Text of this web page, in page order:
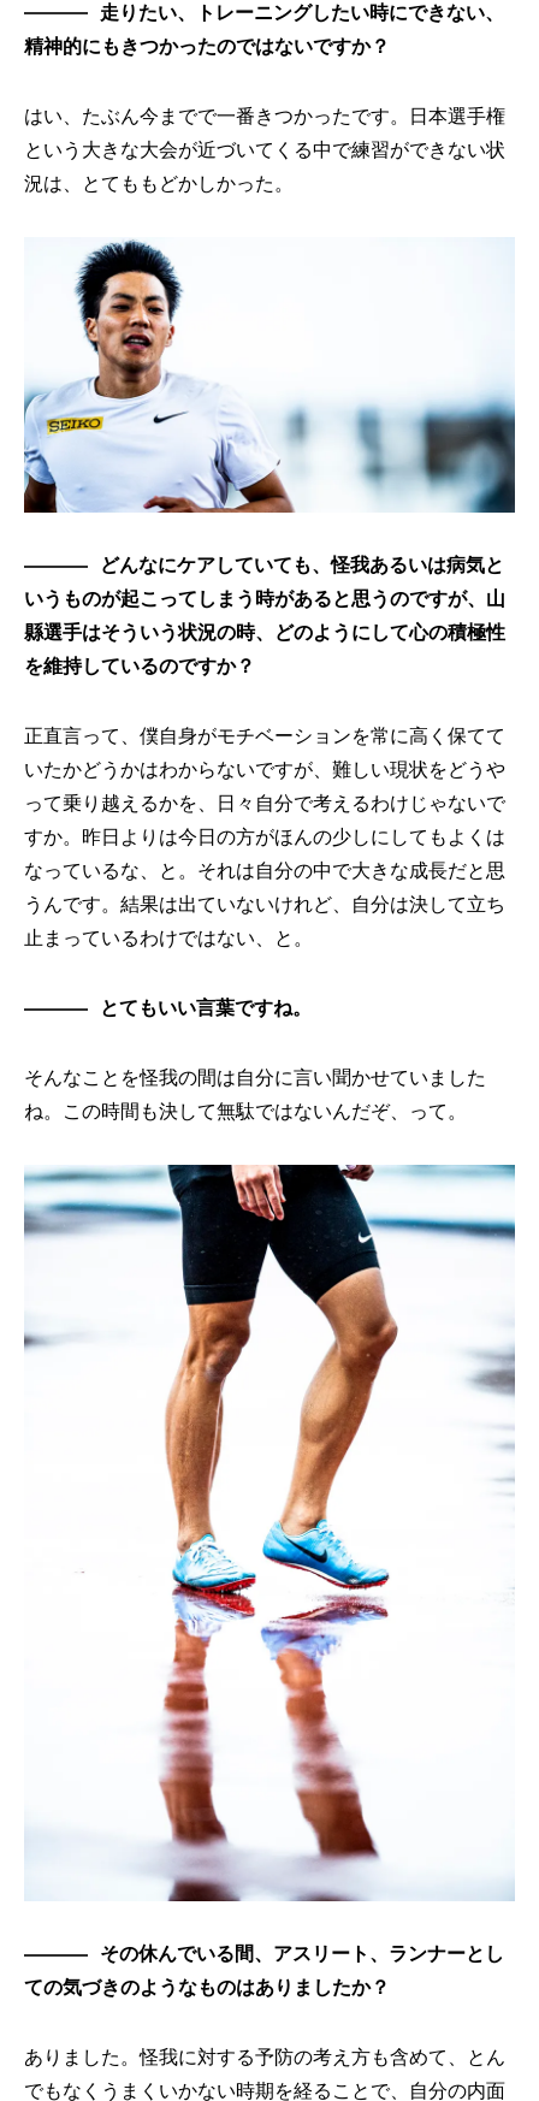
走りたい、トレーニングしたい時にできない、
精神的にもきつかったのではないですか？
はい、たぶん今までで一番きつかったです。日本選手権
という大きな大会が近づいてくる中で練習ができない状
況は、とてももどかしかった。
どんなにケアしていても、怪我あるいは病気と
いうものが起こってしまう時があると思うのですが、山
縣選手はそういう状況の時、どのようにして心の積極性
を維持しているのですか？
正直言って、僕自身がモチベーションを常に高く保てて
いたかどうかはわからないですが、難しい現状をどうや
って乗り越えるかを、日々自分で考えるわけじゃないで
すか。昨日よりは今日の方がほんの少しにしてもよくは
なっているな、と。それは自分の中で大きな成長だと思
うんです。結果は出ていないけれど、自分は決して立ち
止まっているわけではない、と。
とてもいい言葉ですね。
そんなことを怪我の間は自分に言い聞かせていました
ね。この時間も決して無駄ではないんだぞ、って。
その休んでいる間、アスリート、ランナーとし
ての気づきのようなものはありましたか？
ありました。怪我に対する予防の考え方も含めて、とん
でもなくうまくいかない時期を経ることで、自分の内面